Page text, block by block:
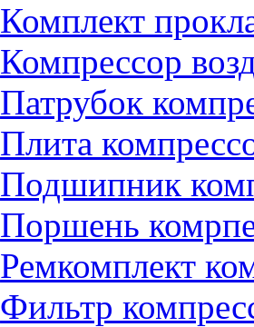
Комплект
Компрессор
Патрубок
Плита
Подшипник
Поршень
Ремкомплект
Фильтр